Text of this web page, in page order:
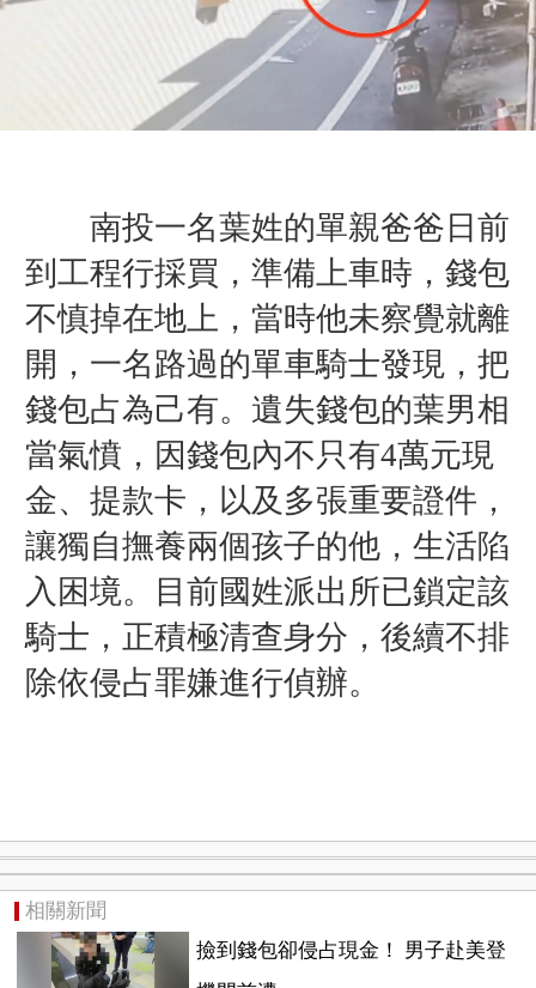
南投一名葉姓的單親爸爸日前
到工程行採買，準備上車時，錢包
不慎掉在地上，當時他未察覺就離
開，一名路過的單車騎士發現，把
錢包占為己有。遺失錢包的葉男相
當氣憤，因錢包內不只有4萬元現
金、提款卡，以及多張重要證件，
讓獨自撫養兩個孩子的他，生活陷
入困境。目前國姓派出所已鎖定該
騎士，正積極清查身分，後續不排
除依侵占罪嫌進行偵辦。
相關新聞
撿到錢包卻侵占現金！ 男子赴美登